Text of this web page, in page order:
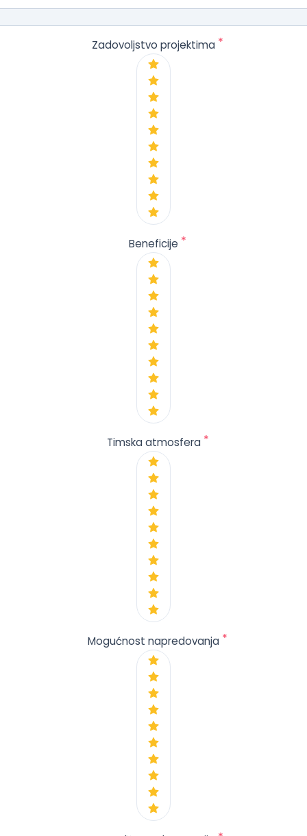
Zadovoljstvo projektima *
Beneficije *
Timska atmosfera *
Mogućnost napredovanja *